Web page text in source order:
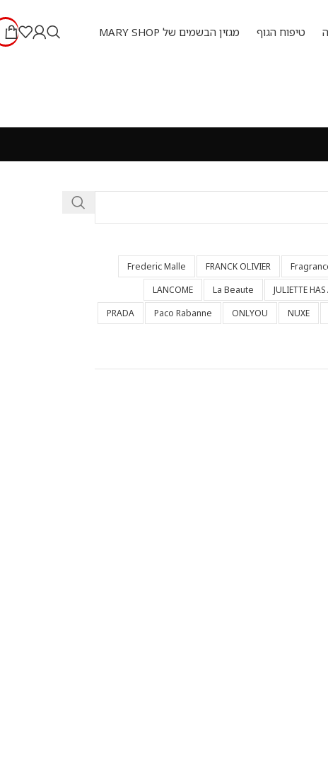
טיפוח הגוף מגזין הבשמים של MARY SHOP
FRANCK OLIVIER
Frederic Malle
JULIETTE
La Beaute
LANCOME
NUXE
ONLYOU
Paco Rabanne
PRADA